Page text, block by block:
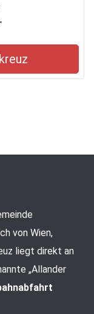
von Wien,
liegt direkt an
„Allander